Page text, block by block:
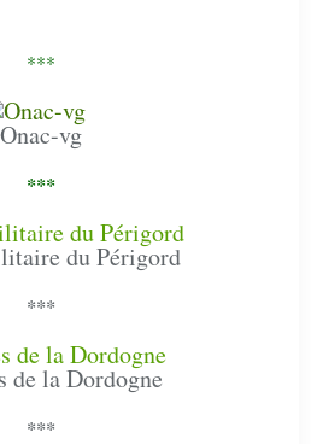
***
Onac-vg
***
du Périgord
***
de la Dordogne
***